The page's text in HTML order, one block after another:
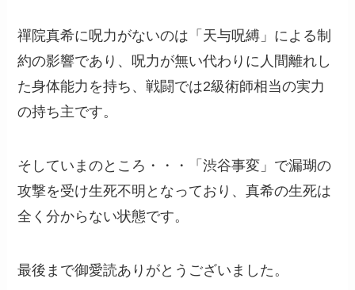
禪院真希に呪力がないのは「天与呪縛」による制
約の影響であり、呪力が無い代わりに人間離れし
た身体能力を持ち、戦闘では2級術師相当の実力
の持ち主です。
そしていまのところ・・・「渋谷事変」で漏瑚の
攻撃を受け生死不明となっており、真希の生死は
全く分からない状態です。
最後まで御愛読ありがとうございました。